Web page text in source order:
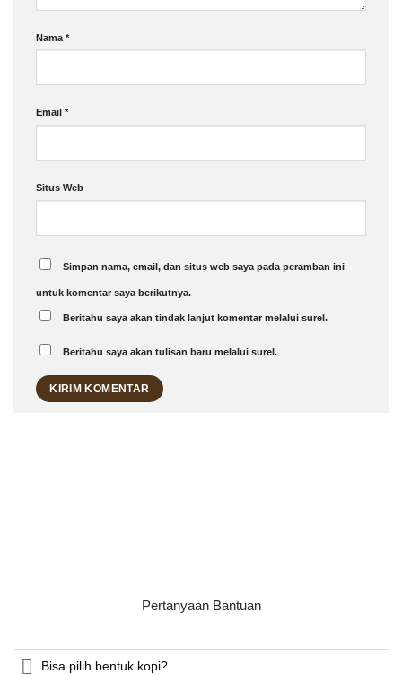
Nama *
Email *
Situs Web
Simpan nama, email, dan situs web saya pada peramban ini
untuk komentar saya berikutnya.
Beritahu saya akan tindak lanjut komentar melalui surel.
Beritahu saya akan tulisan baru melalui surel.
Pertanyaan Bantuan
Bisa pilih bentuk kopi?